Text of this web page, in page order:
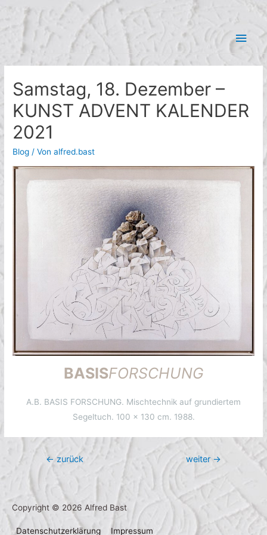
Zum
springen
Samstag, 18. Dezember –
KUNST ADVENT KALENDER
2021
Blog / Vonalfred.bast
BASISFORSCHUNG
A.B. BASIS FORSCHUNG. Mischtechnik auf grundiertem
Segeltuch. 100 x 130 cm. 1988.
Beitragsnavigation
← zurück weiter →
Copyright © 2026 Alfred Bast
Datenschutzerklärung Impressum